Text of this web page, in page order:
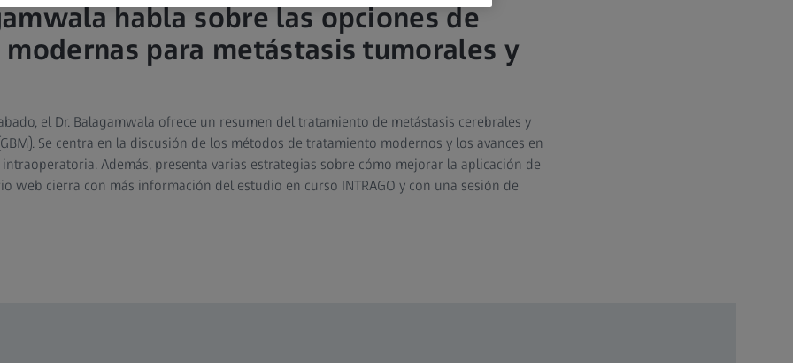
habla sobre las opciones de
para metástasis tumorales y
el Dr. Balagamwala ofrece un resumen del tratamiento de metástasis cerebrales y
Se centra en la discusión de los métodos de tratamiento modernos y los avances en
Además, presenta varias estrategias sobre cómo mejorar la aplicación de
web cierra con más información del estudio en curso INTRAGO y con una sesión de